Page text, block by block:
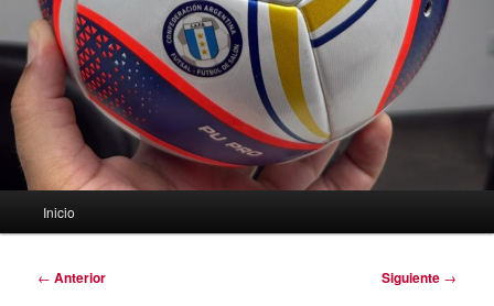
Inicio
Navegación
← Anterior Siguiente →